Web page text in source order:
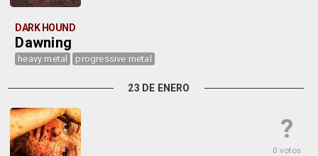
DARK HOUND
Dawning
heavy metal progressive metal
23 DE ENERO
?
0 votos